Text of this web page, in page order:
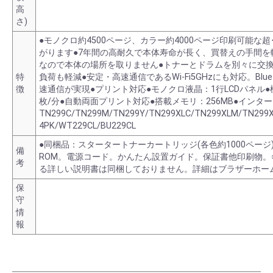
高
さ)
特
徴
●モノクロ約4500ページ、カラー約4000ページ印刷可能な
がります●7年間の高耐久で本体寿命が長く、買替えの手間
なので本体の場所を取りません●トナーとドラムを別々に
負荷も軽減●安定・高速通信であるWi-Fi5GHzにも対応。
速通信が実現●プリント対応●モノクロ液晶：1行LCDパネ
枚/分●自動両面プリント対応●搭載メモリ：256MB●インタ
TN299C/TN299M/TN299Y/TN299XLC/TN299XLM/
4PK/WT229CL/BU229CL
備
考
●同梱品：スタータートナーカートリッジ(各色約1000ペー
ROM。電源コード。かんたん設置ガイド。保証書他印刷物
る詳しい説明書は同梱しておりません。詳細はブラザーホ
保
守
情
報